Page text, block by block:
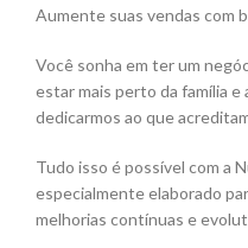
Aumente suas vendas com
Você sonha em ter um
estar mais perto da família
dedicarmos ao que
Tudo isso é possível com a
especialmente elaborado
melhorias contínuas e